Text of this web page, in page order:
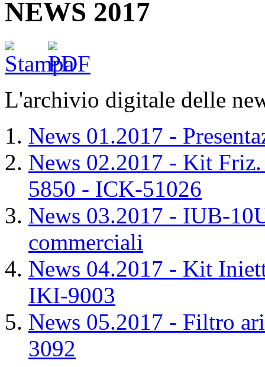
NEWS 2017
L'archivio digitale delle
News 01.2017 -
News 02.2017 - Kit
5850 - ICK-51026
News 03.2017 - IUB-
commerciali
News 04.2017 - Kit
IKI-9003
News 05.2017 - Filtro
3092